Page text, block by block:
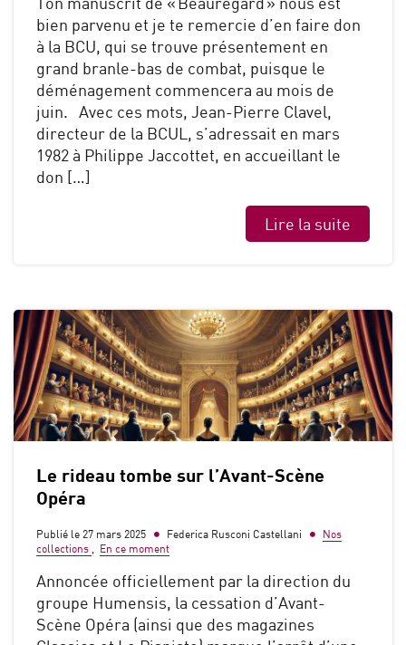
bien parvenu et je te remercie d’en faire don
à la BCU, qui se trouve présentement en
grand branle-bas de combat, puisque le
déménagement commencera au mois de
juin. Avec ces mots, Jean-Pierre Clavel,
directeur de la BCUL, s’adressait en mars
1982 à Philippe Jaccottet, en accueillant le
don […]
Lire la suite
Le rideau tombe sur l’Avant-Scène
Opéra
Publié le 27 mars 2025 Federica Rusconi Castellani
Nos
collections , En ce moment
Annoncée officiellement par la direction du
groupe Humensis, la cessation d’Avant-
Scène Opéra (ainsi que des magazines